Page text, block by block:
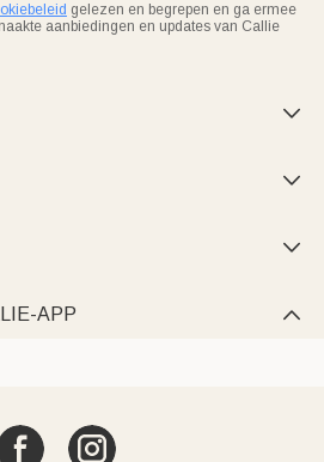
gelezen en begrepen en ga ermee
aanbiedingen en updates van Callie



APP 